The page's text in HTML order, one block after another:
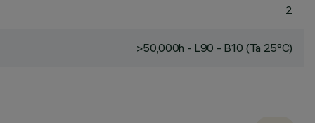
2
>50,000h - L90 - B10 (Ta 25°C)